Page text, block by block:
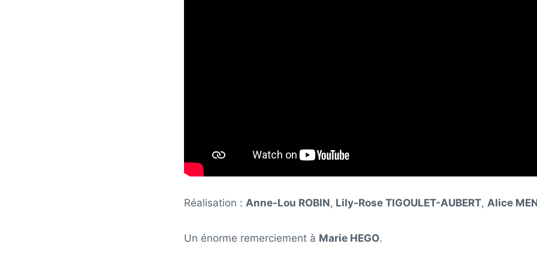
Réalisation : Anne-Lou ROBIN, Lily-Rose TIGOULET-AUBERT, Alice
Un énorme remerciement à Marie HEGO.